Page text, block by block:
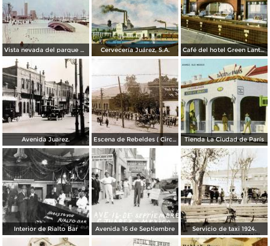
Vista nevada del parque El Chamizal Cervecería Juárez, S.A. Café del hotel Green Lantern Inn
Avenida Juarez. Escena de Rebeldes ( Circulada el 8 de Diciembre de 1913 ). Tienda La Ciudad de París
Interior de Rialto Bar Avenida 16 de Septiembre Servicio de taxi 1924.